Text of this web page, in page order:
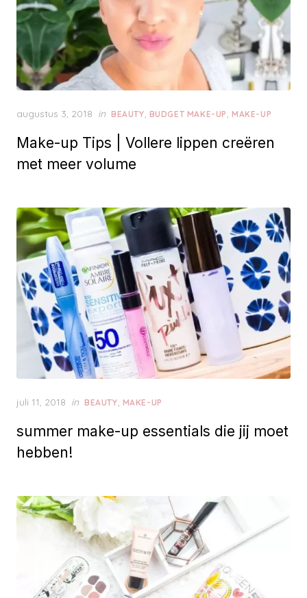
P
s
e
n
augustus 3, 2018 in BEAUTY, BUDGET MAKE-UP,MAKE-UP
Make-up Tips | Vollere lippen creëren
met meer volume
P
s
t
e
n
juli 11, 2018 in BEAUTY, MAKE-UP
summer make-up essentials die jij moet
hebben!